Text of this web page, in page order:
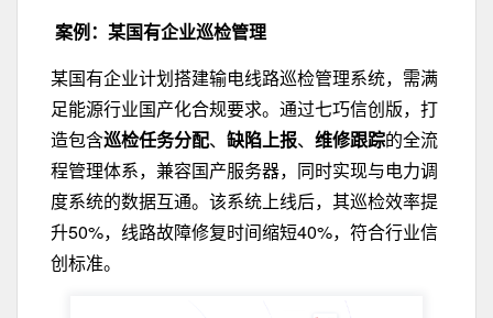
案例：某国有企业巡检管理
某国有企业计划搭建输电线路巡检管理系统，需满
足能源行业国产化合规要求。通过七巧信创版，打
造包含巡检任务分配、 缺陷上报、 维修跟踪的全流
程管理体系，兼容国产服务器，同时实现与电力调
度系统的数据互通。该系统上线后，其巡检效率提
升50%，线路故障修复时间缩短40%，符合行业信
创标准。